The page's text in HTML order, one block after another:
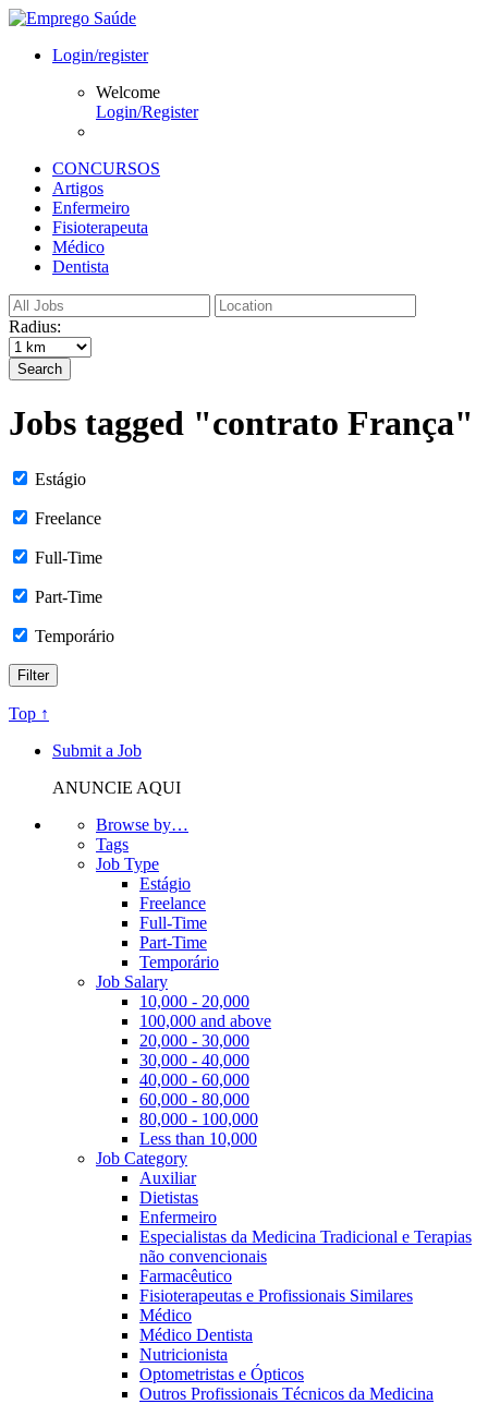
Login/register
Welcome
Login/Register
CONCURSOS
Artigos
Enfermeiro
Fisioterapeuta
Médico
Dentista
Radius:
Search
Jobs tagged "contrato França"
Estágio
Freelance
Full-Time
Part-Time
Temporário
Top ↑
Submit a Job
ANUNCIE AQUI
Browse by…
Tags
Job Type
Estágio
Freelance
Full-Time
Part-Time
Temporário
Job Salary
10,000 - 20,000
100,000 and above
20,000 - 30,000
30,000 - 40,000
40,000 - 60,000
60,000 - 80,000
80,000 - 100,000
Less than 10,000
Job Category
Auxiliar
Dietistas
Enfermeiro
Especialistas da Medicina Tradicional e Terapias
não convencionais
Farmacêutico
Fisioterapeutas e Profissionais Similares
Médico
Médico Dentista
Nutricionista
Optometristas e Ópticos
Outros Profissionais Técnicos da Medicina